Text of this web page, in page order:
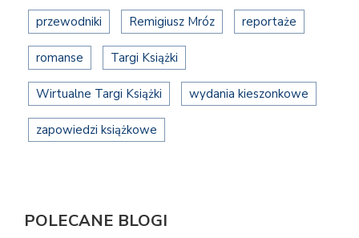
przewodniki Remigiusz Mróz reportaże
romanse Targi Książki
Wirtualne Targi Książki wydania kieszonkowe
zapowiedzi książkowe
POLECANE BLOGI